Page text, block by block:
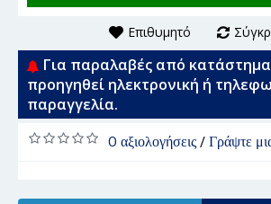
Επιθυμητό
Για παραλαβές από
προηγηθεί ηλεκτρονική ή
παραγγελία.
0 αξιολογήσεις/ Γράψτε